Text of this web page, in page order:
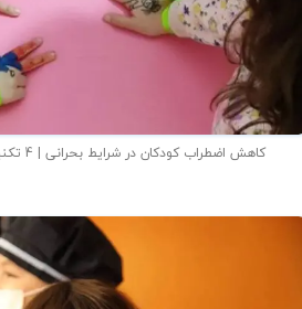
کاهش اضطراب کودکان در شرایط بحرانی | 4 تکنیک طلایی